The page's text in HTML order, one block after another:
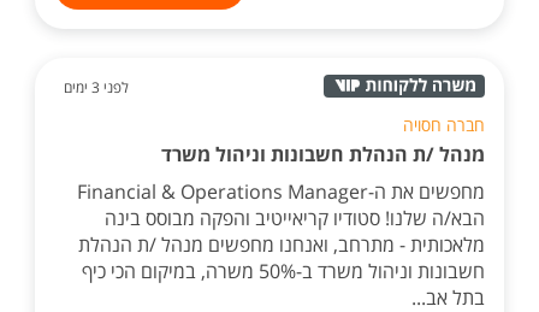
לפני 3 ימים
חברה חסויה
מנהל /ת הנהלת חשבונות וניהול משרד
מחפשים את ה-Financial & Operations Manager
הבא/ה שלנו! סטודיו קריאייטיב והפקה מבוסס בינה
מלאכותית - מתרחב, ואנחנו מחפשים מנהל /ת הנהלת
חשבונות וניהול משרד ב-50% משרה, במיקום הכי כיף
בתל אב...